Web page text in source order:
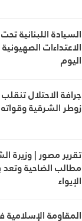
السيادة اللبنانية
الاعتداءات
اليوم
جرافة الاحتلال
زوطر الشرقية
تقرير مصور | وزيرة
مطالب الضاحية
الإيواء
المقاومة